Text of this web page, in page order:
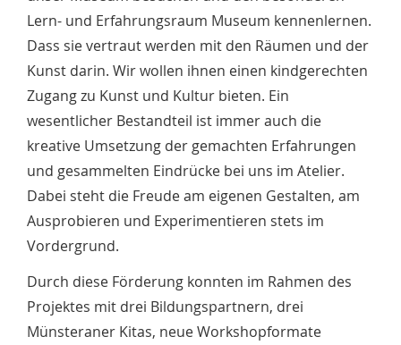
Lern- und Erfahrungsraum Museum kennenlernen.
Dass sie vertraut werden mit den Räumen und der
Kunst darin. Wir wollen ihnen einen kindgerechten
Zugang zu Kunst und Kultur bieten. Ein
wesentlicher Bestandteil ist immer auch die
kreative Umsetzung der gemachten Erfahrungen
und gesammelten Eindrücke bei uns im Atelier.
Dabei steht die Freude am eigenen Gestalten, am
Ausprobieren und Experimentieren stets im
Vordergrund.
Durch diese Förderung konnten im Rahmen des
Projektes mit drei Bildungspartnern, drei
Münsteraner Kitas, neue Workshopformate